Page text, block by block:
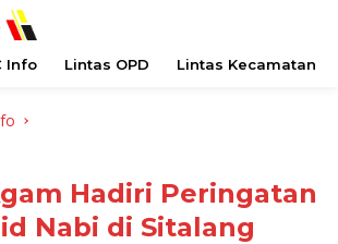
Info Lintas OPD Lintas Kecamatan
Hadiri Peringatan
Nabi di Sitalang